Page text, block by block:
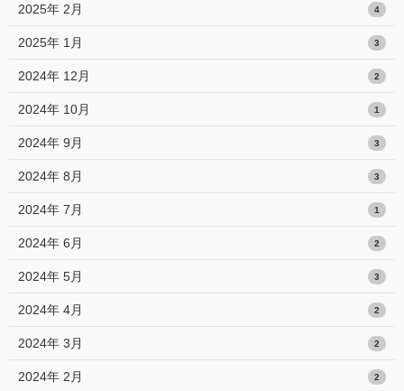
2025年 2月 4
2025年 1月 3
2024年 12月 2
2024年 10月 1
2024年 9月 3
2024年 8月 3
2024年 7月 1
2024年 6月 2
2024年 5月 3
2024年 4月 2
2024年 3月 2
2024年 2月 2